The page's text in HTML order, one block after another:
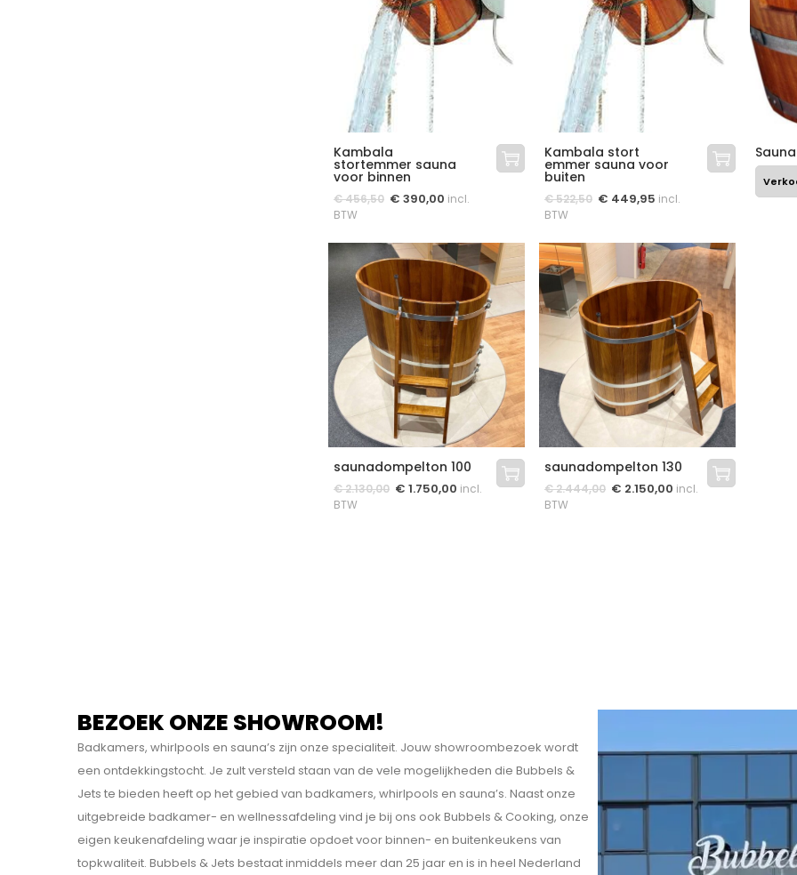
Kambala
stortemmer sauna
voor binnen
€456,50 € 390,00 incl.
BTW
Kambala stort
emmer sauna voor
buiten
€522,50 € 449,95 incl.
BTW
saunadompelton 100
€2.130,00 € 1.750,00 incl.
BTW
saunadompelton 130
€2.444,00 € 2.150,00 incl.
BTW
BEZOEK ONZE SHOWROOM!
Badkamers, whirlpools en sauna’s zijn onze specialiteit. Jouw showroombezoek wordt
een ontdekkings­tocht. Je zult versteld staan van de vele mogelijkheden die Bubbels &
Jets te bieden heeft op het gebied van badkamers, whirlpools en sauna’s. Naast onze
uitgebreide badkamer- en wellnessafdeling vind je bij ons ook Bubbels & Cooking, onze
eigen keukenafdeling waar je inspiratie opdoet voor binnen- en buitenkeukens van
topkwaliteit. Bubbels & Jets bestaat inmiddels meer dan 25 jaar en is in heel Nederland